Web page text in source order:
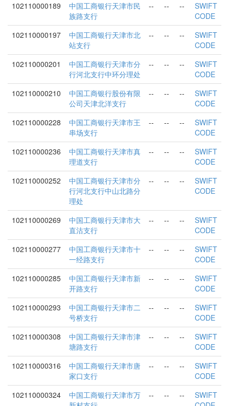
102110000189
中国工商银行天津市民
族路支行
-- -- --
SWIFT
CODE
102110000197
中国工商银行天津市北
站支行
-- -- --
SWIFT
CODE
102110000201
中国工商银行天津市分
行河北支行中环分理处
-- -- --
SWIFT
CODE
102110000210
中国工商银行股份有限
公司天津北洋支行
-- -- --
SWIFT
CODE
102110000228
中国工商银行天津市王
串场支行
-- -- --
SWIFT
CODE
102110000236
中国工商银行天津市真
理道支行
-- -- --
SWIFT
CODE
102110000252
中国工商银行天津市分
行河北支行中山北路分
理处
-- -- --
SWIFT
CODE
102110000269
中国工商银行天津市大
直沽支行
-- -- --
SWIFT
CODE
102110000277
中国工商银行天津市十
一经路支行
-- -- --
SWIFT
CODE
102110000285
中国工商银行天津市新
开路支行
-- -- --
SWIFT
CODE
102110000293
中国工商银行天津市二
号桥支行
-- -- --
SWIFT
CODE
102110000308
中国工商银行天津市津
塘路支行
-- -- --
SWIFT
CODE
102110000316
中国工商银行天津市唐
家口支行
-- -- --
SWIFT
CODE
102110000324
中国工商银行天津市万
-- -- --
SWIFT